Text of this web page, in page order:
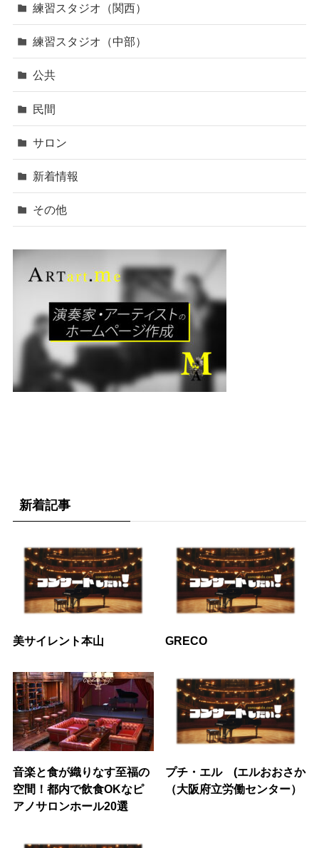
練習スタジオ（関西）
練習スタジオ（中部）
公共
民間
サロン
新着情報
その他
新着記事
美サイレント本山 GRECO
音楽と食が織りなす至福の
空間！都内で飲食OKなピ
アノサロンホール20選
プチ・エル (エルおおさか
（大阪府立労働センター）